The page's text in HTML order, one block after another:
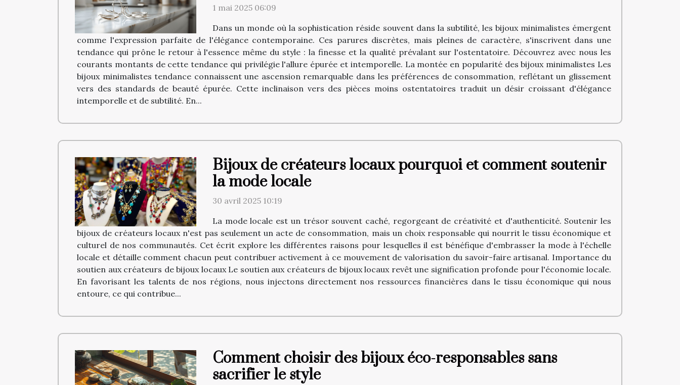
1 mai 2025 06:09
Dans un monde où la sophistication réside souvent dans la subtilité, les bijoux minimalistes émergent
comme l'expression parfaite de l'élégance contemporaine. Ces parures discrètes, mais pleines de caractère, s'inscrivent dans une
tendance qui prône le retour à l'essence même du style : la finesse et la qualité prévalant sur l'ostentatoire. Découvrez avec nous les
courants montants de cette tendance qui privilégie l'allure épurée et intemporelle. La montée en popularité des bijoux minimalistes Les
bijoux minimalistes tendance connaissent une ascension remarquable dans les préférences de consommation, reflétant un glissement
vers des standards de beauté épurée. Cette inclinaison vers des pièces moins ostentatoires traduit un désir croissant d'élégance
intemporelle et de subtilité. En...
Bijoux de créateurs locaux pourquoi et comment soutenir
la mode locale
30 avril 2025 10:19
La mode locale est un trésor souvent caché, regorgeant de créativité et d'authenticité. Soutenir les
bijoux de créateurs locaux n'est pas seulement un acte de consommation, mais un choix responsable qui nourrit le tissu économique et
culturel de nos communautés. Cet écrit explore les différentes raisons pour lesquelles il est bénéfique d'embrasser la mode à l'échelle
locale et détaille comment chacun peut contribuer activement à ce mouvement de valorisation du savoir-faire artisanal. Importance du
soutien aux créateurs de bijoux locaux Le soutien aux créateurs de bijoux locaux revêt une signification profonde pour l'économie locale.
En favorisant les talents de nos régions, nous injectons directement nos ressources financières dans le tissu économique qui nous
entoure, ce qui contribue...
Comment choisir des bijoux éco-responsables sans
sacrifier le style